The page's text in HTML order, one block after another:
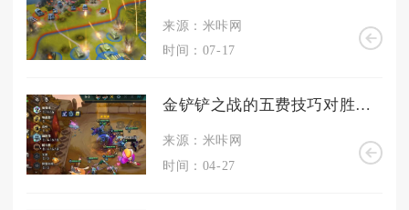
来源：米咔网
时间：07-17
金铲铲之战的五费技巧对胜利的影响大吗
来源：米咔网
时间：04-27